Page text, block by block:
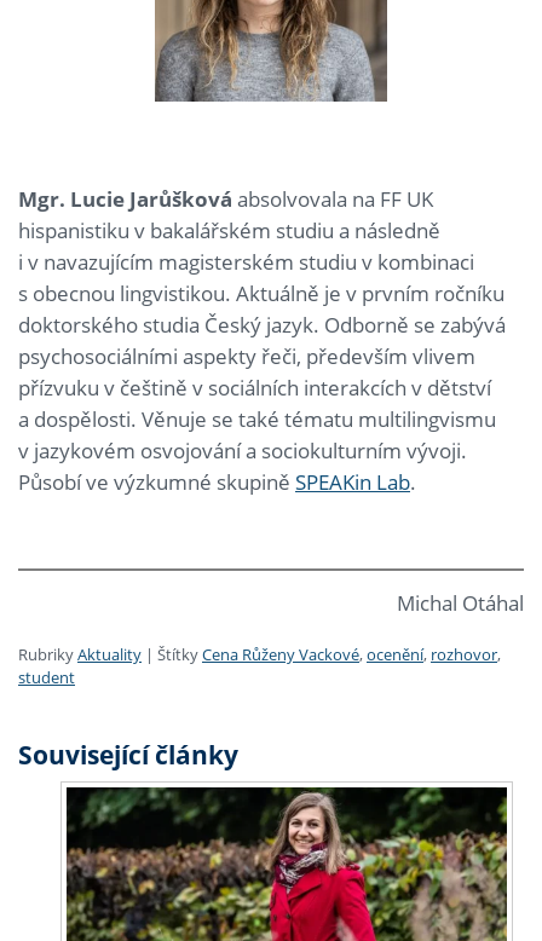
Mgr. Lucie Jarůšková absolvovala na FF UK
hispanistiku v bakalářském studiu a následně
i v navazujícím magisterském studiu v kombinaci
s obecnou lingvistikou. Aktuálně je v prvním ročníku
doktorského studia Český jazyk. Odborně se zabývá
psychosociálními aspekty řeči, především vlivem
přízvuku v češtině v sociálních interakcích v dětství
a dospělosti. Věnuje se také tématu multilingvismu
v jazykovém osvojování a sociokulturním vývoji.
Působí ve výzkumné skupině SPEAKin Lab.
Michal Otáhal
RubrikyAktuality | ŠtítkyCena Růženy Vackové,ocenění, rozhovor,
student
Související články